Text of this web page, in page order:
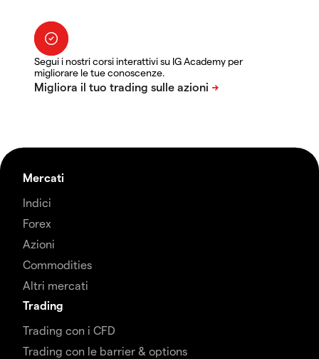
Segui i nostri corsi interattivi su IG Academy per
migliorare le tue conoscenze.
Mercati
Indici
Forex
Azioni
Commodities
Altri mercati
Trading
Trading con i CFD
Trading con le barrier & options